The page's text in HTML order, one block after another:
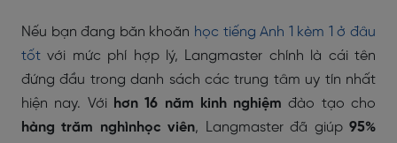
Nếu bạn đang băn khoăn học tiếng Anh 1 kèm 1 ở đâu
tốt với mức phí hợp lý, Langmaster chính là cái tên
đứng đầu trong danh sách các trung tâm uy tín nhất
hiện nay. Với
hơn 16 năm kinh nghiệm đào tạo cho
hàng trăm nghìnhọc viên, Langmaster đã giúp95%